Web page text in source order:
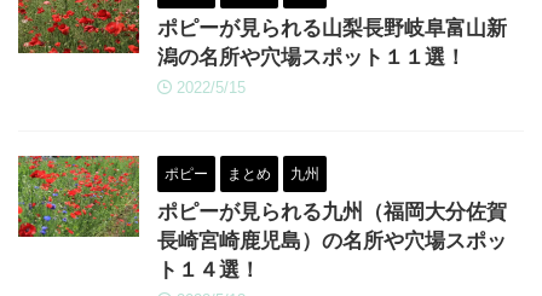
ポピーが見られる山梨長野岐阜富山新
潟の名所や穴場スポット１１選！
2022/5/15
ポピー まとめ 九州
ポピーが見られる九州（福岡大分佐賀
長崎宮崎鹿児島）の名所や穴場スポッ
ト１４選！